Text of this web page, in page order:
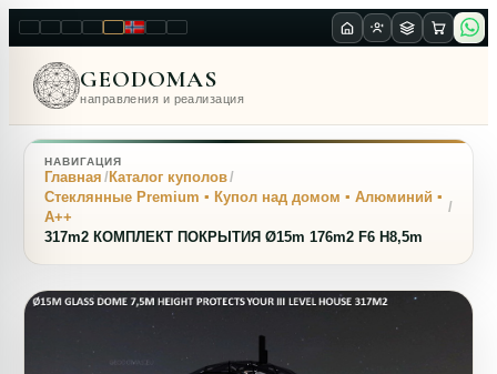
LT ENPL FRRUNOSKRO
GEODOMAS
направления и реализация
НАВИГАЦИЯ
Главная Каталог куполов
Стеклянные Premium ▪ Купол над домом ▪ Алюминий ▪
A++
317m2 КОМПЛЕКТ ПОКРЫТИЯ Ø15m 176m2 F6 H8,5m